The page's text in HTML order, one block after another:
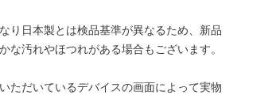
り日本製とは検品基準が異なるため、新品
な汚れやほつれがある場合もございます。
ただいているデバイスの画面によって実物